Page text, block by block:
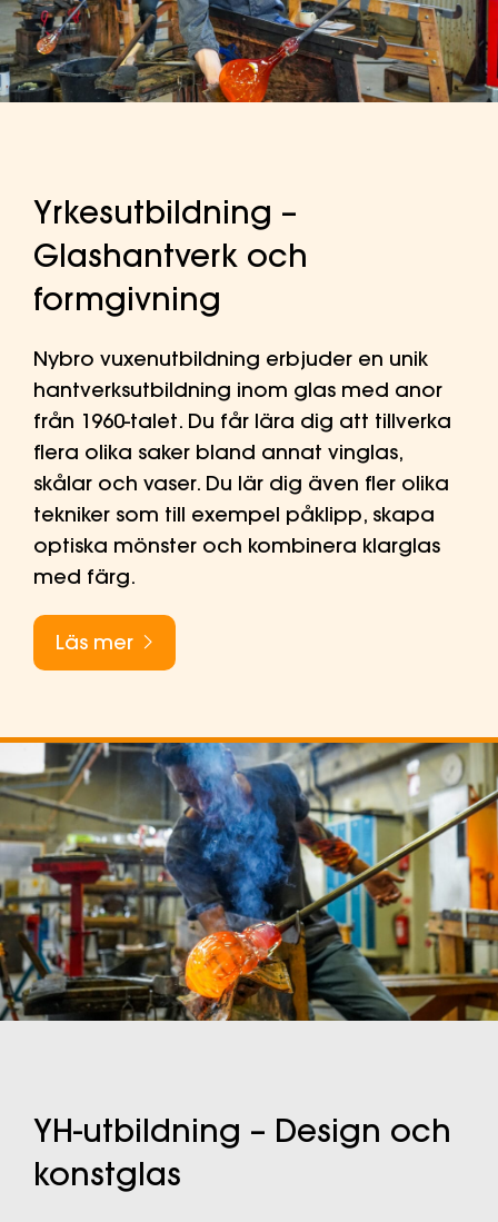
Yrkesutbildning –
Glashantverk och
formgivning
Nybro vuxenutbildning erbjuder en unik
hantverksutbildning inom glas med anor
från 1960-talet. Du får lära dig att tillverka
flera olika saker bland annat vinglas,
skålar och vaser. Du lär dig även fler olika
tekniker som till exempel påklipp, skapa
optiska mönster och kombinera klarglas
med färg.
Läs mer
YH-utbildning – Design och
konstglas